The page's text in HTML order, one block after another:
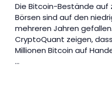
Die Bitcoin-Bestände
Börsen sind auf den
mehreren Jahren
CryptoQuant zeigen,
Millionen Bitcoin auf
…